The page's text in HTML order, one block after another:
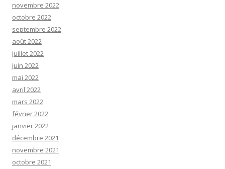
novembre 2022
octobre 2022
septembre 2022
août 2022
juillet 2022
juin 2022
mai 2022
avril 2022
mars 2022
février 2022
janvier 2022
décembre 2021
novembre 2021
octobre 2021